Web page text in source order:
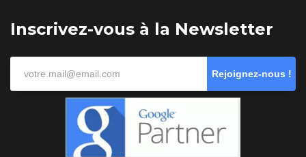
Inscrivez-vous à la Newsletter
Rejoignez-nous !